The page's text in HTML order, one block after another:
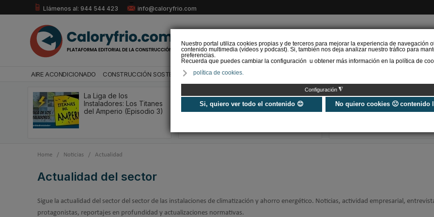
Nuestro portal utiliza cookies propias y de terceros para mejorar la experiencia de navegación
contenido multimedia (vídeos y podcast). Si, también nos deja analizar nuestro tráfico para
preferencias.
Recuerda que puedes cambiar la configuración u obtener más información en la política de
política de cookies.
Configuración ◮
Si, quiero ver todo el contenido 😊 No quiero cookies 🙁 contenido
Llámenos al: 944 544 423 info@caloryfrio.com
AIRE ACONDICIONADO CONSTRUCCIÓN SOSTENIBLE ENERGÍAS RENOVABLES
La Liga de los
Instaladores: Los Titanes
del Amperio (Episodio 3)
Universo Aniversario - Un
año, muchos momentos
Verifactu en
climatización:
exigir la ley a
Home / Noticias / Actualidad
Actualidad del sector
Sigue la actualidad del sector del sector de las instalaciones de climatización y ahorro energético. Noticias, actividad empresarial,
protagonistas, reportajes en profundidad y actualizaciones normativas.